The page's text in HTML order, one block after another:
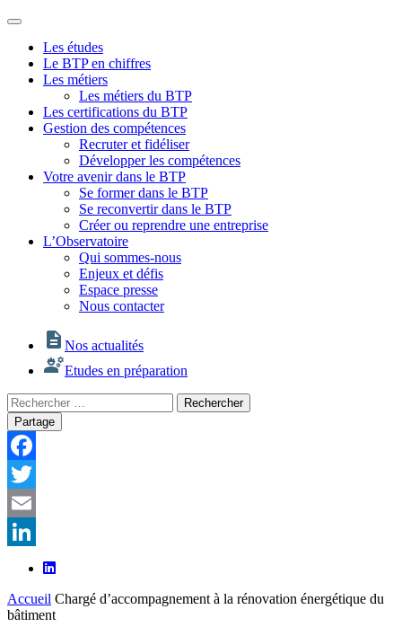
Les études
Le BTP en chiffres
Les métiers
Les métiers du BTP
Les certifications du BTP
Gestion des compétences
Recruter et fidéliser
Développer les compétences
Votre avenir dans le BTP
Se former dans le BTP
Se reconvertir dans le BTP
Créer ou reprendre une entreprise
L’Observatoire
Qui sommes-nous
Enjeux et défis
Espace presse
Nous contacter
Nos actualités
Etudes en préparation
Rechercher
:
Rechercher
Partage
Facebook
Twitter
Email
LinkedIn
Accueil Chargé d’accompagnement à la rénovation énergétique du
bâtiment